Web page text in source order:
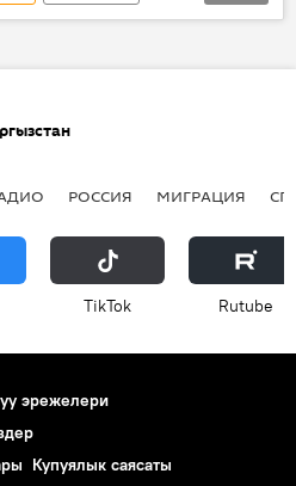
РОССИЯ МИГРАЦИЯ
ТikТоk Rutube
эрежелери
Купуялык саясаты